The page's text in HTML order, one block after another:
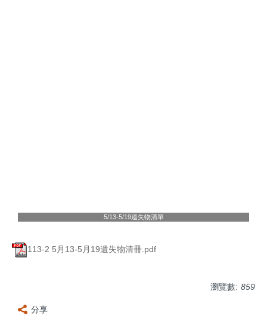
5/13-5/19遺失物清單
113-2 5月13-5月19遺失物清冊.pdf
瀏覽數: 859
分享